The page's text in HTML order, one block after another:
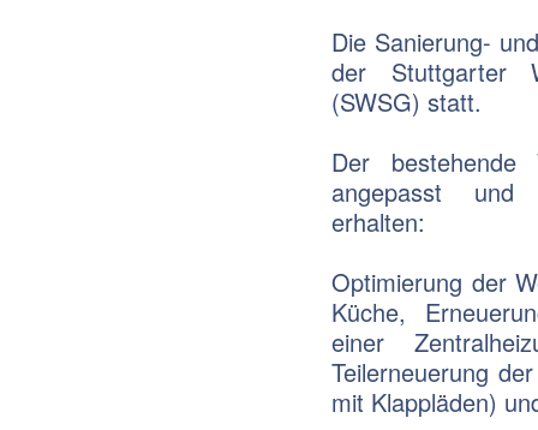
Die Sanierung-
der Stuttgarter
(SWSG) statt.
Der bestehende
angepasst und
erhalten:
Optimierung der
Küche,
einer
Teilerneuerung
mit Klappläden)